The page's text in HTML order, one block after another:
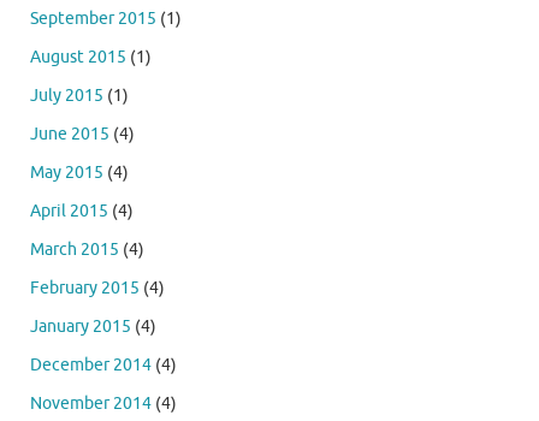
September 2015 (1)
August 2015 (1)
July 2015 (1)
June 2015 (4)
May 2015 (4)
April 2015 (4)
March 2015 (4)
February 2015 (4)
January 2015 (4)
December 2014 (4)
November 2014 (4)